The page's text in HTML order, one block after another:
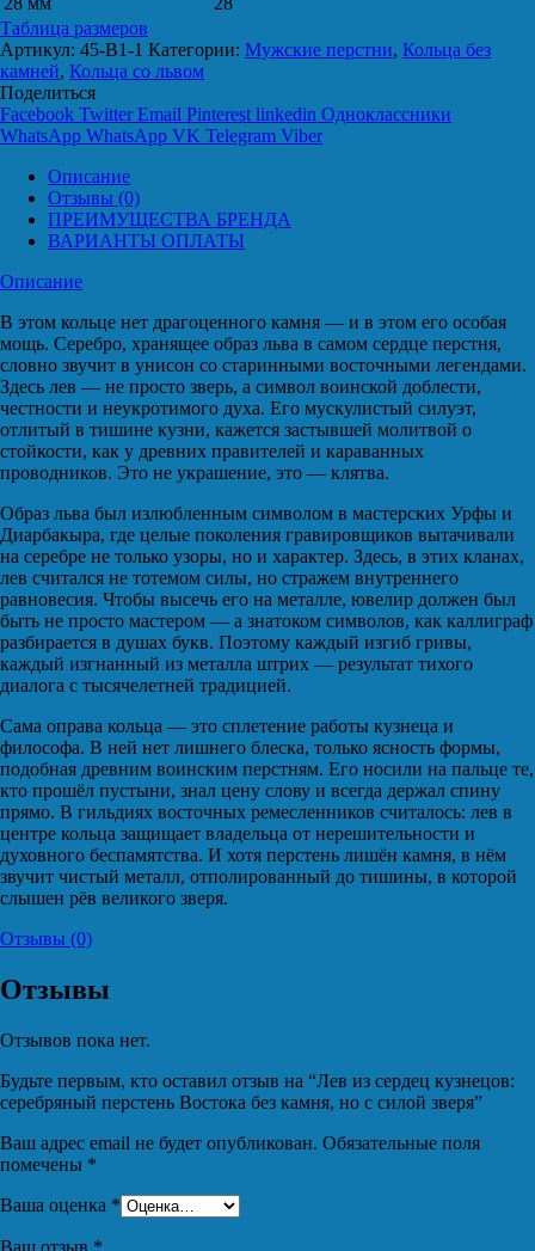
Таблица размеров
Артикул: 45-B1-1 Категории: Мужские перстни, Кольца без
камней, Кольца со львом
Поделиться
Facebook Twitter Email Pinterest linkedin Одноклассники
WhatsApp WhatsApp VK Telegram Viber
Описание
Отзывы (0)
ПРЕИМУЩЕСТВА БРЕНДА
ВАРИАНТЫ ОПЛАТЫ
Описание
В этом кольце нет драгоценного камня — и в этом его особая
мощь. Серебро, хранящее образ льва в самом сердце перстня,
словно звучит в унисон со старинными восточными легендами.
Здесь лев — не просто зверь, а символ воинской доблести,
честности и неукротимого духа. Его мускулистый силуэт,
отлитый в тишине кузни, кажется застывшей молитвой о
стойкости, как у древних правителей и караванных
проводников. Это не украшение, это — клятва.
Образ льва был излюбленным символом в мастерских Урфы и
Диарбакыра, где целые поколения гравировщиков вытачивали
на серебре не только узоры, но и характер. Здесь, в этих кланах,
лев считался не тотемом силы, но стражем внутреннего
равновесия. Чтобы высечь его на металле, ювелир должен был
быть не просто мастером — а знатоком символов, как каллиграф
разбирается в душах букв. Поэтому каждый изгиб гривы,
каждый изгнанный из металла штрих — результат тихого
диалога с тысячелетней традицией.
Сама оправа кольца — это сплетение работы кузнеца и
философа. В ней нет лишнего блеска, только ясность формы,
подобная древним воинским перстням. Его носили на пальце те,
кто прошёл пустыни, знал цену слову и всегда держал спину
прямо. В гильдиях восточных ремесленников считалось: лев в
центре кольца защищает владельца от нерешительности и
духовного беспамятства. И хотя перстень лишён камня, в нём
звучит чистый металл, отполированный до тишины, в которой
слышен рёв великого зверя.
Отзывы (0)
Отзывы
Отзывов пока нет.
Будьте первым, кто оставил отзыв на “Лев из сердец кузнецов:
серебряный перстень Востока без камня, но с силой зверя”
Ваш адрес email не будет опубликован. Обязательные поля
помечены *
Ваша оценка *